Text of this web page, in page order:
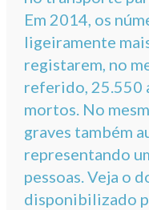
Em 2014, os
ligeiramente
registarem, no
referido, 25.550
mortos. No
graves também
representando
pessoas. Veja o
disponibilizado